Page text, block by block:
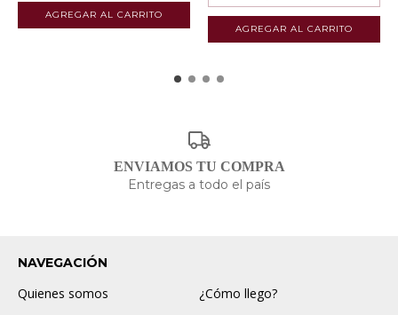
ENVIAMOS TU COMPRA
Entregas a todo el país
NAVEGACIÓN
Quienes somos ¿Cómo llego?